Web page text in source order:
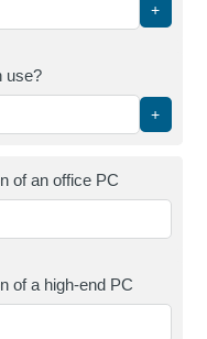
+
use?
+
of an office PC
of a high-end PC